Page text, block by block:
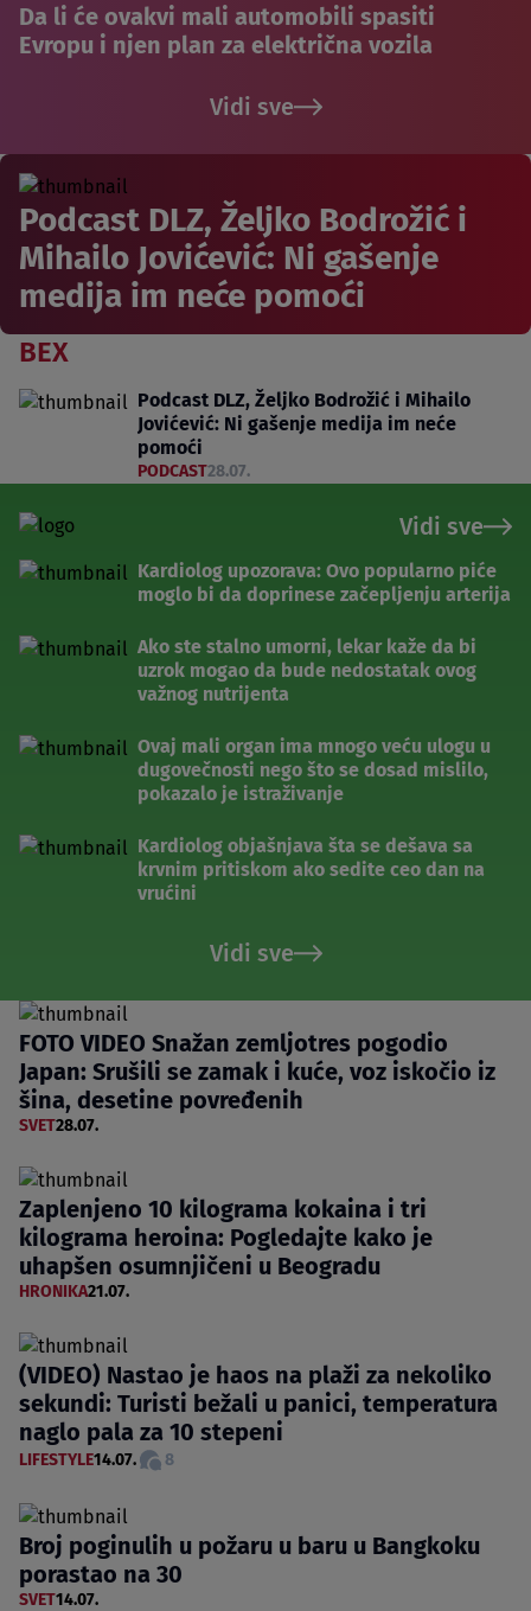
Da li će ovakvi mali automobili spasiti
Evropu i njen plan za električna vozila
Vidi sve
Podcast DLZ, Željko Bodrožić i
Mihailo Jovićević: Ni gašenje
medija im neće pomoći
BEX
Podcast DLZ, Željko Bodrožić i Mihailo
Jovićević: Ni gašenje medija im neće
pomoći
PODCAST28.07.
Vidi sve
Kardiolog upozorava: Ovo popularno piće
moglo bi da doprinese začepljenju arterija
Ako ste stalno umorni, lekar kaže da bi
uzrok mogao da bude nedostatak ovog
važnog nutrijenta
Ovaj mali organ ima mnogo veću ulogu u
dugovečnosti nego što se dosad mislilo,
pokazalo je istraživanje
Kardiolog objašnjava šta se dešava sa
krvnim pritiskom ako sedite ceo dan na
vrućini
Vidi sve
FOTO VIDEO Snažan zemljotres pogodio
Japan: Srušili se zamak i kuće, voz iskočio iz
šina, desetine povređenih
SVET28.07.
Zaplenjeno 10 kilograma kokaina i tri
kilograma heroina: Pogledajte kako je
uhapšen osumnjičeni u Beogradu
HRONIKA21.07.
(VIDEO) Nastao je haos na plaži za nekoliko
sekundi: Turisti bežali u panici, temperatura
naglo pala za 10 stepeni
LIFESTYLE14.07. 8
Broj poginulih u požaru u baru u Bangkoku
porastao na 30
SVET14.07.